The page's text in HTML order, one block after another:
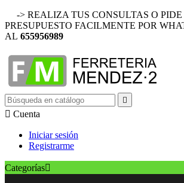
-> REALIZA TUS CONSULTAS O PIDE
PRESUPUESTO FACILMENTE POR
AL 655956989

 Cuenta
Iniciar sesión
Registrarme
Categorías